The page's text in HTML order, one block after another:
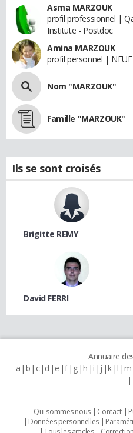
Asma MARZOUK
profil professionnel |
Institute - Postdoc
Amina MARZOUK
profil personnel | NEUF
Nom "MARZOUK"
Famille "MARZOUK"
Ils se sont croisés
Brigitte REMY
David FERRI
Annuaire
a b c d e f g h i j k l m
Qui sommes nous Contact
Données personnelles